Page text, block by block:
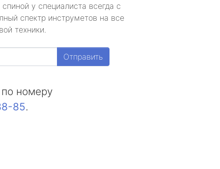
у специалиста всегда с
спектр инструметов на все
техники.
Отправить
номеру
85.